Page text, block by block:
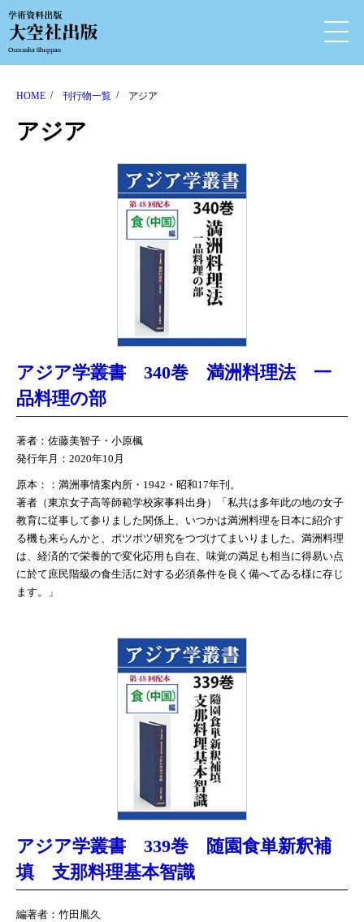
HOME 刊行物一覧 アジア
アジア
アジア学叢書 340巻 満洲料理法 一
品料理の部
著者：佐藤美智子・小原楓
発行年月：2020年10月
原本：：満洲事情案内所・1942・昭和17年刊。
著者（東京女子高等師範学校家事科出身）「私共は多年此の地の女子
教育に従事して参りました関係上、いつかは満洲料理を日本に紹介す
る機も来らんかと、ポツポツ研究をつづけてまいりました。満洲料理
は、経済的で栄養的で変化応用も自在、味覚の満足も相当に得易い点
に於て庶民階級の食生活に対する必須条件を良く備へてゐる様に存じ
ます。」
アジア学叢書 339巻 随園食単新釈補
填 支那料理基本智識
編著者：竹田胤久